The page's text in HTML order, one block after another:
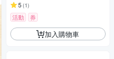
5 (1)
活動 券
加入購物車